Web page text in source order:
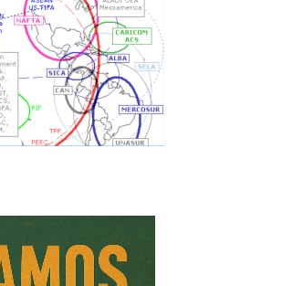
Tunísia: Junho 2005 (assinado em